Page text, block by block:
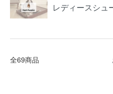
レディースシュ
全69商品